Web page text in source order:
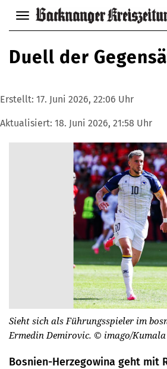
Navigation
anzeigen
verbergen
Duell der
Erstellt: 17. Juni 2026, 22:06 Uhr
Aktualisiert: 18. Juni 2026, 21:58 Uhr
Sieht sich als Führungsspieler im
Ermedin Demirovic. © imago/Kumala
Bosnien-Herzegowina geht mit